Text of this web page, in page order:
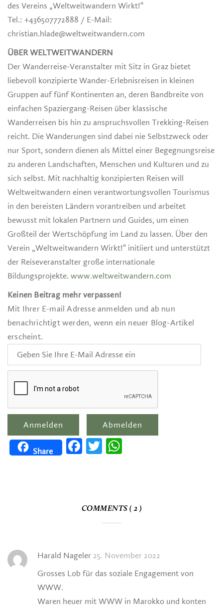
des Vereins „Weltweitwandern Wirkt!“
Tel.: +436507772888 / E-Mail:
christian.hlade@weltweitwandern.com
ÜBER WELTWEITWANDERN
Der Wanderreise-Veranstalter mit Sitz in Graz bietet
liebevoll konzipierte Wander-Erlebnisreisen in kleinen
Gruppen auf fünf Kontinenten an, deren Bandbreite von
einfachen Spaziergang-Reisen über klassische
Wanderreisen bis hin zu anspruchsvollen Trekking-Reisen
reicht. Die Wanderungen sind dabei nie Selbstzweck oder
nur Sport, sondern dienen als Mittel einer Begegnungsreise
zu anderen Landschaften, Menschen und Kulturen und zu
sich selbst. Mit nachhaltig konzipierten Reisen will
Weltweitwandern einen verantwortungsvollen Tourismus
in den bereisten Ländern vorantreiben und arbeitet
bewusst mit lokalen Partnern und Guides, um einen
Großteil der Wertschöpfung im Land zu lassen. Über den
Verein „Weltweitwandern Wirkt!“ initiiert und unterstützt
der Reiseveranstalter große internationale
Bildungsprojekte. www.weltweitwandern.com
Keinen Beitrag mehr verpassen!
Mit Ihrer E-mail Adresse anmelden und ab nun
benachrichtigt werden, wenn ein neuer Blog-Artikel
erscheint.
Share
FacebookTwitter
COMMENTS ( 2 )
Harald Nageler 25. November 2022
Grosses Lob für das soziale Engagement von
WWW.
Waren heuer mit WWW in Marokko und konten